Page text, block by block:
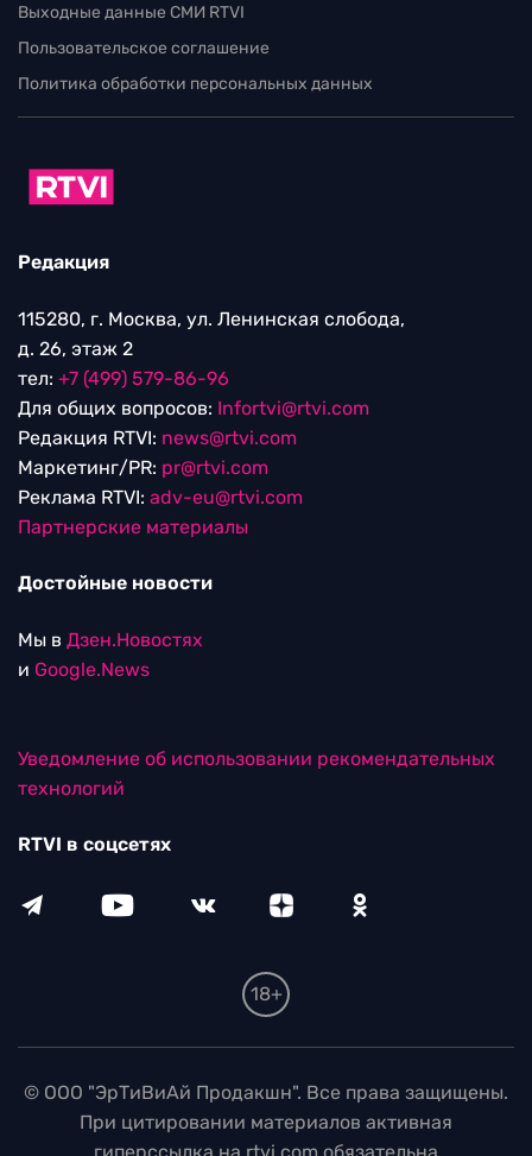
Выходные данные СМИ RTVI
Пользовательское соглашение
Политика обработки персональных данных
Редакция
115280, г. Москва, ул. Ленинская слобода,
д. 26, этаж 2
тел: +7 (499) 579-86-96
Для общих вопросов: Infortvi@rtvi.com
Редакция RTVI: news@rtvi.com
Маркетинг/PR: pr@rtvi.com
Реклама RTVI: adv-eu@rtvi.com
Партнерские материалы
Достойные новости
Мы в Дзен.Новостях
и Google.News
Уведомление об использовании рекомендательных
технологий
RTVI в соцсетях
18+
© ООО "ЭрТиВиАй Продакшн". Все права защищены.
При цитировании материалов активная